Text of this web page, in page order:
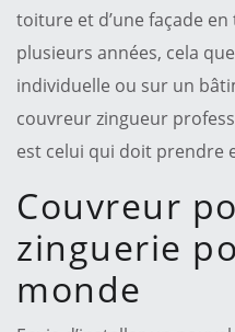
toiture et d’une façade
plusieurs années, cela
individuelle ou sur un
couvreur zingueur
est celui qui doit prendre
Couvreur
zinguerie
monde